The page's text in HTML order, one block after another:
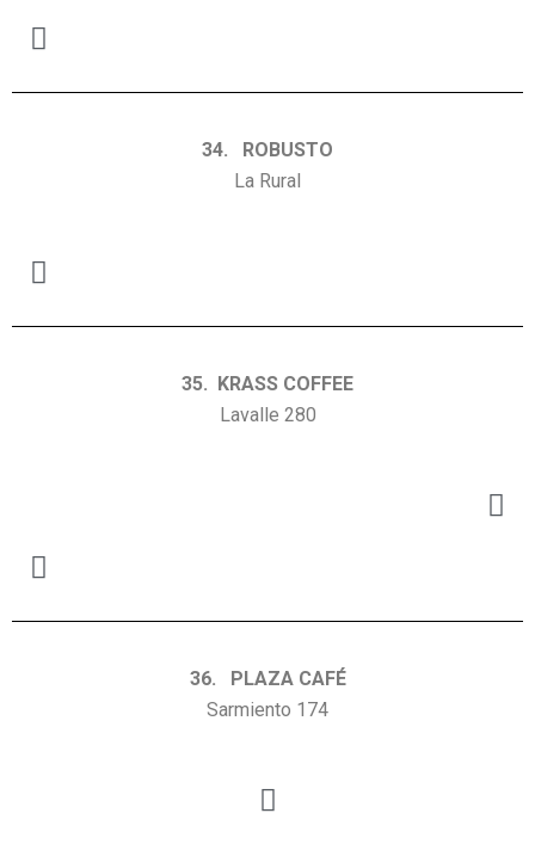
34. ROBUSTO
La Rural
35. KRASS COFFEE
Lavalle 280
36. PLAZA CAFÉ
Sarmiento 174